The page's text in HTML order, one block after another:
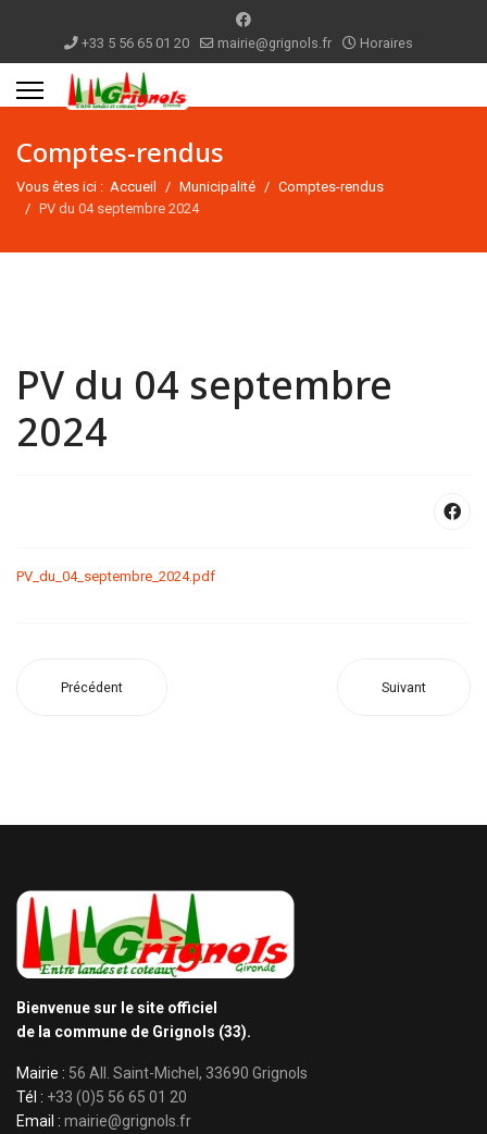
+33 5 56 65 01 20 mairie@grignols.fr Horaires
Comptes-rendus
Vous êtes ici : Accueil Municipalité
Comptes-rendus
PV du 04 septembre 2024
PV du 04 septembre
2024
PV_du_04_septembre_2024.pdf
Précédent Suivant
Bienvenue sur le site officiel
de la commune de Grignols (33).
Mairie : 56 All. Saint-Michel, 33690 Grignols
Tél : +33 (0)5 56 65 01 20
Email : mairie@grignols.fr